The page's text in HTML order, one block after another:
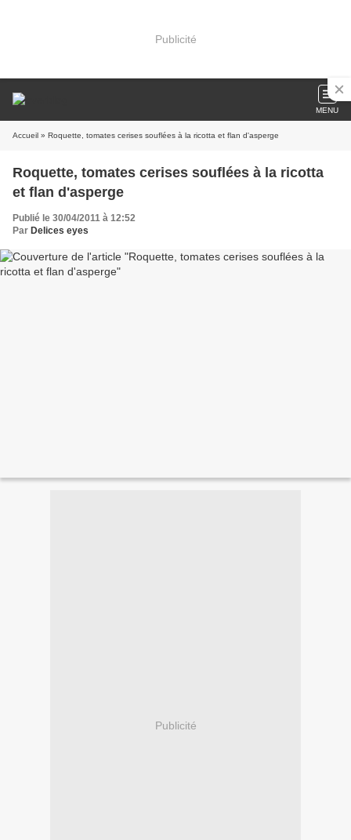
Publicité
MENU
Accueil » Roquette, tomates cerises souflées à la ricotta et flan d'asperge
Roquette, tomates cerises souflées à la ricotta
et flan d'asperge
Publié le 30/04/2011 à 12:52
Par Delices eyes
Publicité